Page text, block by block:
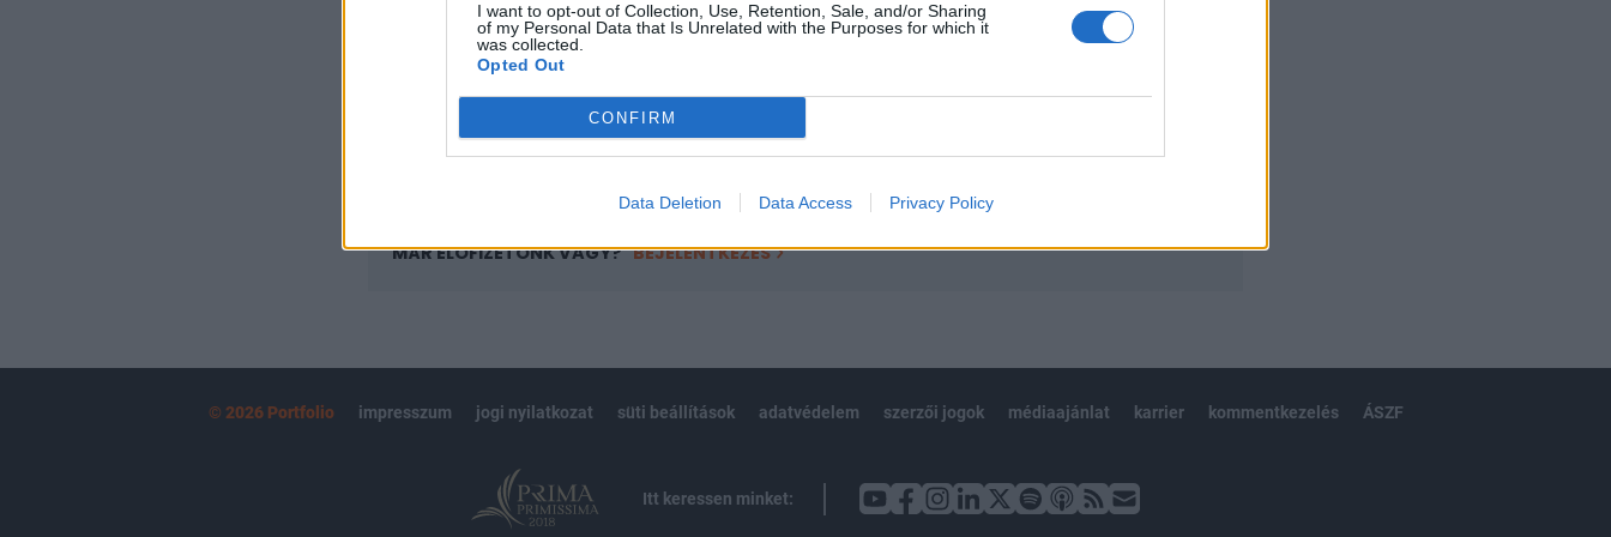
I want to opt-out of Collection, Use, Retention, Sale, and/or Sharing
of my Personal Data that Is Unrelated with the Purposes for which it
was collected.
Opted Out
CONFIRM
Data Deletion Data Access Privacy Policy
Az előfizetés a következőket tartalmazza:
Portfolio.hu teljes cikkarchívum
Kötéslisták: BÉT elmúlt 2 év napon belüli
kötéslistái
MÁR ELŐFIZETŐNK VAGY? BEJELENTKEZÉS
© 2026 Portfolio impresszum jogi nyilatkozat süti beállítások adatvédelem szerzői jogok médiaajánlat karrier kommentkezelés ÁSZF
Itt keressen minket: